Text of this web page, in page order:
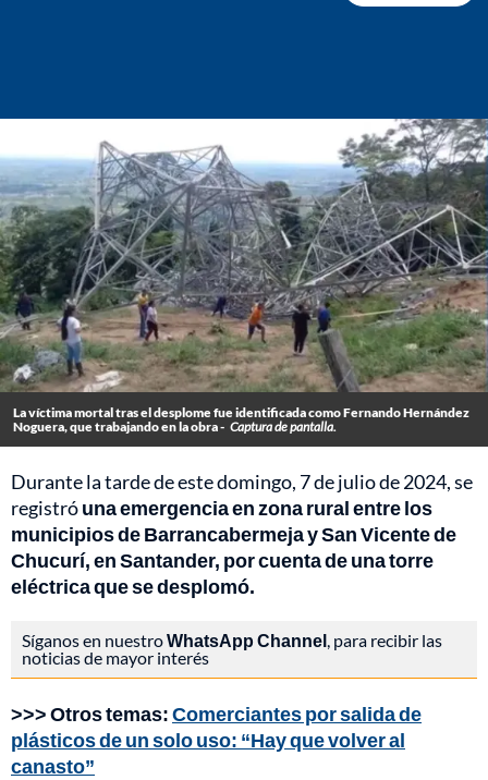
La víctima mortal tras el desplome fue identificada como Fernando Hernández
Noguera, que trabajando en la obra - Captura de pantalla.
Durante la tarde de este domingo, 7 de julio de 2024, se
registróuna emergencia en zona rural entre los
municipios de Barrancabermeja y San Vicente de
Chucurí, en Santander, por cuenta de una torre
eléctrica que se desplomó.
Síganos en nuestroWhatsApp Channel, para recibir las
noticias de mayor interés
>>> Otros temas:Comerciantes por salida de
plásticos de un solo uso: “Hay que volver al
canasto”